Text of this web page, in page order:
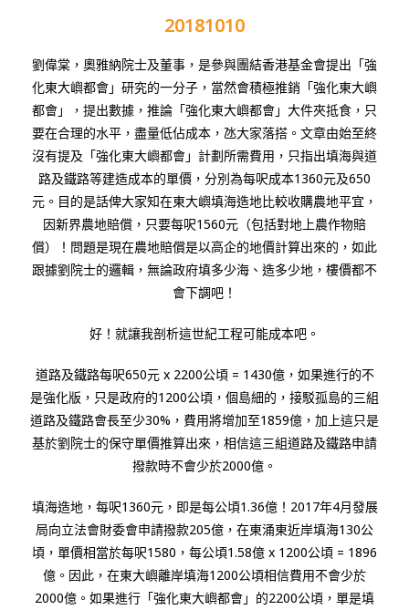
20181010
劉偉棠，奧雅納院士及董事，是參與團結香港基金會提出「強
化東大嶼都會」研究的一分子，當然會積極推銷「強化東大嶼
都會」，提出數據，推論「強化東大嶼都會」大件夾抵食，只
要在合理的水平，盡量低佔成本，氹大家落搭。文章由始至終
沒有提及「強化東大嶼都會」計劃所需費用，只指出填海與道
路及鐵路等建造成本的單價，分別為每呎成本1360元及650
元。目的是話俾大家知在東大嶼填海造地比較收購農地平宜，
因新界農地賠償，只要每呎1560元（包括對地上農作物賠
償）！問題是現在農地賠償是以高企的地價計算出來的，如此
跟據劉院士的邏輯，無論政府填多少海、造多少地，樓價都不
會下調吧！
好！就讓我剖析這世紀工程可能成本吧。
道路及鐵路每呎650元 x 2200公頃 = 1430億，如果進行的不
是強化版，只是政府的1200公頃，個島細的，接駁孤島的三組
道路及鐵路會長至少30%，費用將增加至1859億，加上這只是
基於劉院士的保守單價推算出來，相信這三組道路及鐵路申請
撥款時不會少於2000億。
填海造地，每呎1360元，即是每公頃1.36億！2017年4月發展
局向立法會財委會申請撥款205億，在東涌東近岸填海130公
頃，單價相當於每呎1580，每公頃1.58億 x 1200公頃 = 1896
億。因此，在東大嶼離岸填海1200公頃相信費用不會少於
2000億。如果進行「強化東大嶼都會」的2200公頃，單是填